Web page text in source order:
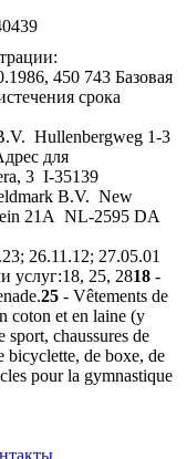
450 743 Базовая
срока
Hullenbergweg 1-3
для
3 I-35139
B.V. New
21A NL-2595 DA
26.11.12; 27.05.01
услуг:18, 25, 2818 -
25 - Vêtements de
coton et en laine (y
chaussures de
bicyclette, de boxe, de
pour la gymnastique